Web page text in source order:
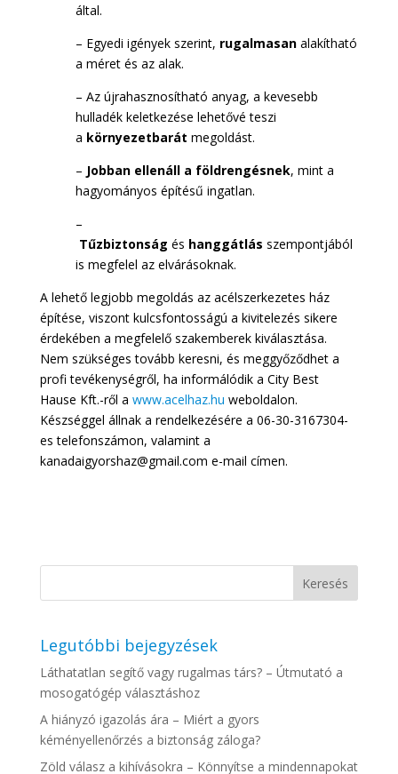
által.
– Egyedi igények szerint, rugalmasan alakítható
a méret és az alak.
– Az újrahasznosítható anyag, a kevesebb
hulladék keletkezése lehetővé teszi
a környezetbarát megoldást.
– Jobban ellenáll a földrengésnek, mint a
hagyományos építésű ingatlan.
–
Tűzbiztonság és hanggátlás szempontjából
is megfelel az elvárásoknak.
A lehető legjobb megoldás az acélszerkezetes ház
építése, viszont kulcsfontosságú a kivitelezés sikere
érdekében a megfelelő szakemberek kiválasztása.
Nem szükséges tovább keresni, és meggyőződhet a
profi tevékenységről, ha informálódik a City Best
Hause Kft.-ről a www.acelhaz.hu weboldalon.
Készséggel állnak a rendelkezésére a 06-30-3167304-
es telefonszámon, valamint a
kanadaigyorshaz@gmail.com e-mail címen.
Legutóbbi bejegyzések
Láthatatlan segítő vagy rugalmas társ? – Útmutató a
mosogatógép választáshoz
A hiányzó igazolás ára – Miért a gyors
kéményellenőrzés a biztonság záloga?
Zöld válasz a kihívásokra – Könnyítse a mindennapokat